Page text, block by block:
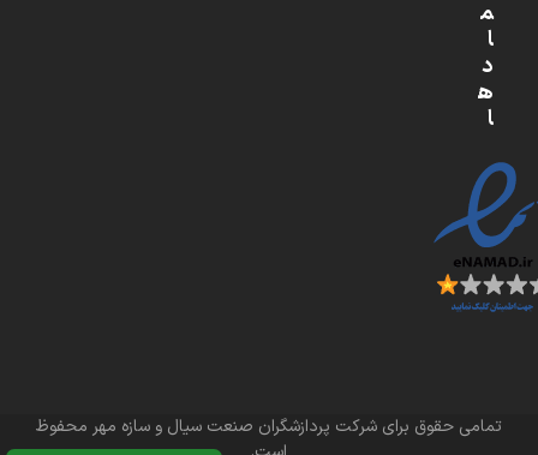
م
ا
د
ه
ا
تمامی حقوق برای شرکت پردازشگران صنعت سیال و سازه مهر محفوظ